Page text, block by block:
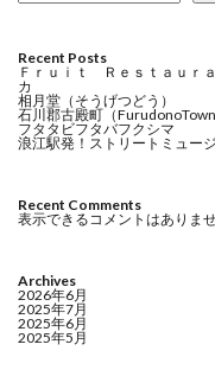
Recent Posts
Ｆｒｕｉｔ Ｒｅｓｔａｕ
カ
相月堂（そうげつどう）
石川郡古殿町（FurudonoTown
フタタビフタバフクシマ
浪江駅発！ストリートミュー
Recent Comments
表示できるコメントはありませ
Archives
2026年6月
2025年7月
2025年6月
2025年5月